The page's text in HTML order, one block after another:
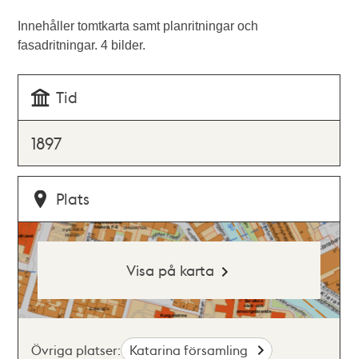
Innehåller tomtkarta samt planritningar och
fasadritningar. 4 bilder.
Tid
1897
Plats
Visa på karta
Övriga platser: Katarina församling